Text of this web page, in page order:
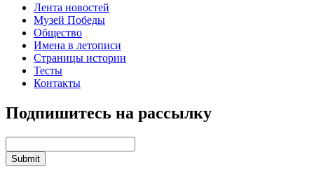
Лента новостей
Музей Победы
Общество
Имена в летописи
Страницы истории
Тесты
Контакты
Подпишитесь на рассылку